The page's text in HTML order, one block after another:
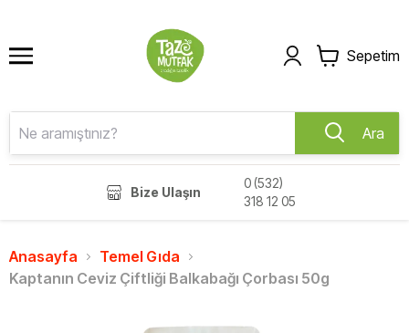
Sepetim
Ara
Bize Ulaşın
0 (532)
318 12 05
Anasayfa
Temel Gıda
Kaptanın Ceviz Çiftliği Balkabağı Çorbası 50g